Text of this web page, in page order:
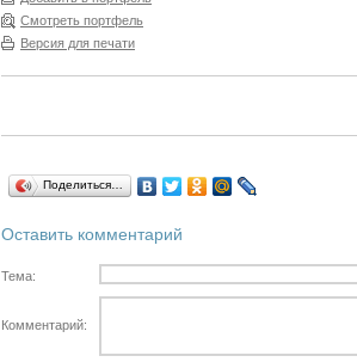
Смотреть портфель
Версия для печати
Поделиться…
Оставить комментарий
Тема:
Комментарий: